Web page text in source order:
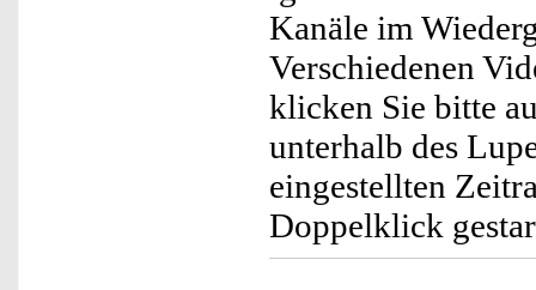
Kanäle im
Verschiedenen
klicken Sie bitte
unterhalb des
eingestellten
Doppelklick